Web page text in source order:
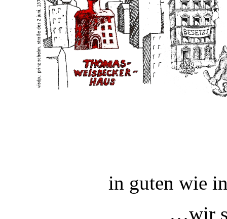
in guten wie
…wir